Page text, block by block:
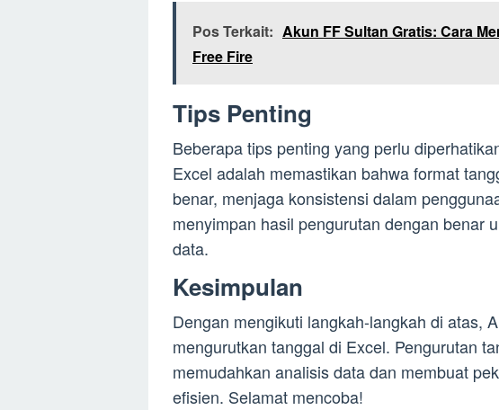
Pos Terkait: Akun FF Sultan Gratis: Cara
Free Fire
Tips Penting
Beberapa tips penting yang perlu
Excel adalah memastikan bahwa format
benar, menjaga konsistensi dalam
menyimpan hasil pengurutan dengan benar
data.
Kesimpulan
Dengan mengikuti langkah-langkah di atas,
mengurutkan tanggal di Excel. Pengurutan
memudahkan analisis data dan membuat
efisien. Selamat mencoba!